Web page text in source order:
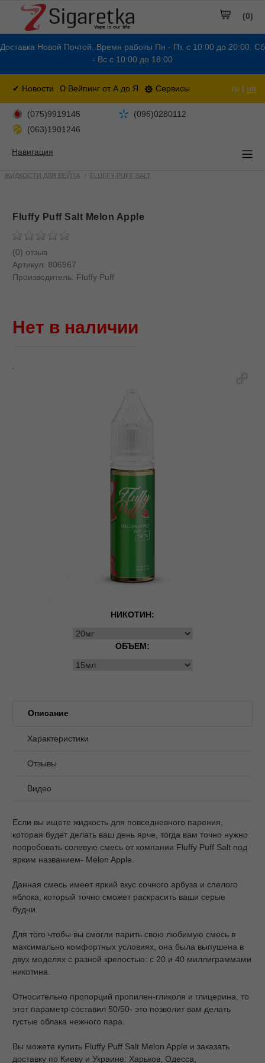
Доставка Новой Почтой. Время работы Пн - Пт. с 10:00 до 20:00. Сб
- Вс с 10:00 до 18:00
✔ Новости Ω Вейпинг от А до Я Сервисы ru | ua
(0)
(075)9919145
(096)0280112
(063)1901246
Навигация
ЖИДКОСТИ ДЛЯ ВЕЙПА FLUFFY PUFF SALT
Fluffy Puff Salt Melon Apple
(0) отзыв
Артикул: 806967
Производитель: Fluffy Puff
Нет в наличии
НИКОТИН:
ОБЪЕМ:
Описание
Характеристики
Отзывы
Видео
Если вы ищете жидкость для повседневного парения,
которая будет делать ваш день ярче, тогда вам точно нужно
попробовать солевую смесь от компании Fluffy Puff Salt под
ярким названием- Melon Apple.
Данная смесь имеет яркий вкус сочного арбуза и спелого
яблока, который точно сможет раскрасить ваши серые
будни.
Для того чтобы вы смогли парить свою любимую смесь в
максимально комфортных условиях, она была выпушена в
двух моделях с разной крепостью: с 20 и 40 миллиграммами
никотина.
Относительно пропорций пропилен-гликоля и глицерина, то
этот параметр составил 50/50- это позволит вам делать
густые облака нежного пара.
Вы можете купить Fluffy Puff Salt Melon Apple и заказать
доставку по Киеву и Украине: Харьков, Одесса,